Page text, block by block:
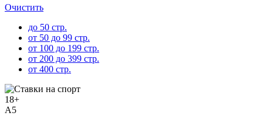
Очистить
до 50 стр.
от 50 до 99 стр.
от 100 до 199 стр.
от 200 до 399 стр.
от 400 стр.
18+
A5